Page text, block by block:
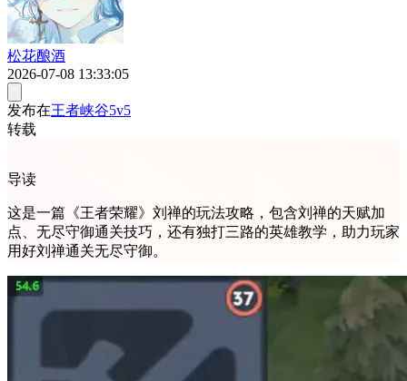
松花酿酒
2026-07-08 13:33:05
发布在王者峡谷5v5
转载
导读
这是一篇《王者荣耀》刘禅的玩法攻略，包含刘禅的天赋加
点、无尽守御通关技巧，还有独打三路的英雄教学，助力玩家
用好刘禅通关无尽守御。